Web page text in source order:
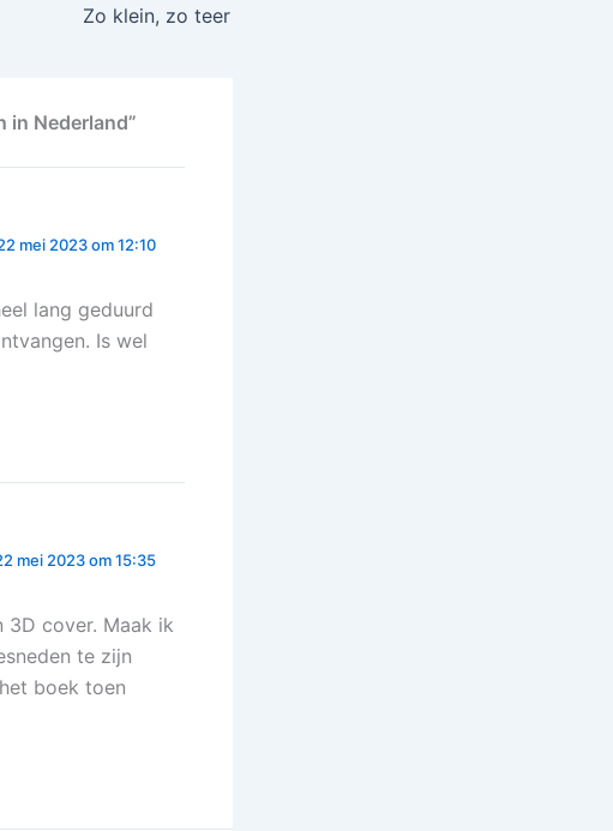
Zo klein, zo teer
in Nederland”
mei 2023 om 12:10
lang geduurd
Is wel
mei 2023 om 15:35
3D cover. Maak ik
te zijn
boek toen